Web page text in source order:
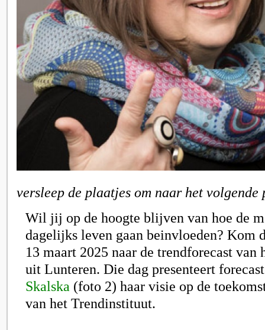
versleep de plaatjes om naar het
Wil jij op de hoogte blijven van hoe de
dagelijks leven gaan beinvloeden? Kom
13 maart 2025 naar de trendforecast van
uit Lunteren. Die dag presenteert
Skalska (foto 2) haar visie op de
van het Trendinstituut.